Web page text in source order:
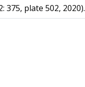
plate 502, 2020).